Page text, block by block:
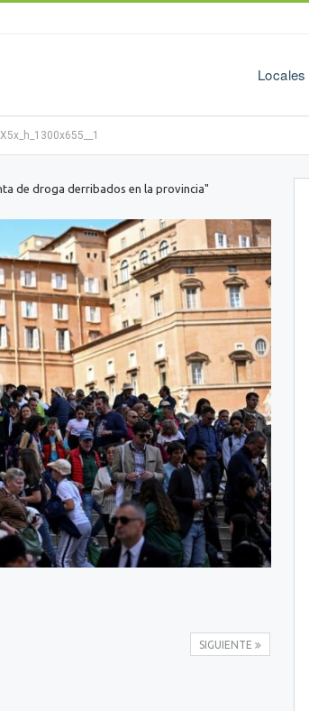
Locales
de droga derribados en la provincia"
SIGUIENTE